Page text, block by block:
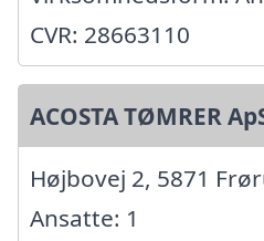
CVR: 28663110
ACOSTA TØMRER
Højbovej 2, 5871
Ansatte: 1